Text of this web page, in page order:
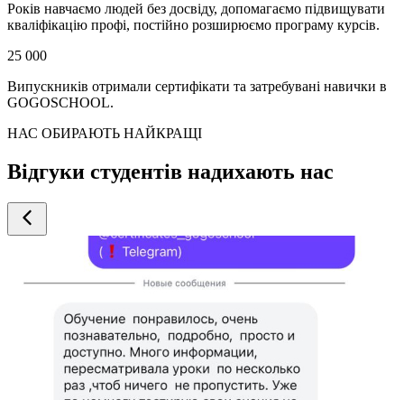
Років навчаємо людей без досвіду, допомагаємо підвищувати
кваліфікацію профі, постійно розширюємо програму курсів.
25 000
Випускників отримали сертифікати та затребувані навички в
GOGOSCHOOL.
НАС ОБИРАЮТЬ НАЙКРАЩІ
Відгуки студентів надихають нас